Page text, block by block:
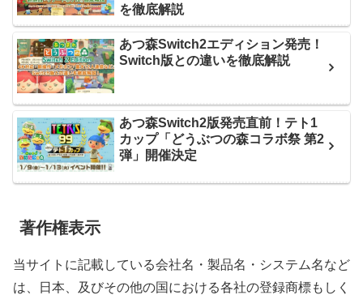
を徹底解説
あつ森Switch2エディション発売！
Switch版との違いを徹底解説
あつ森Switch2版発売直前！テト1
カップ「どうぶつの森コラボ祭 第2
弾」開催決定
著作権表示
当サイトに記載している会社名・製品名・システム名など
は、日本、及びその他の国における各社の登録商標もしく